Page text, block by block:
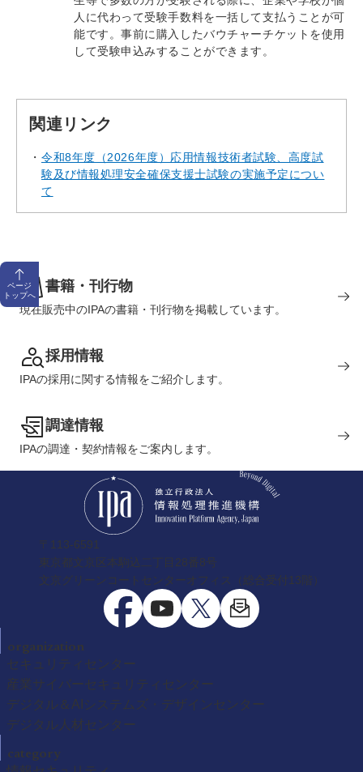
人に代わって受験手数料を一括して支払うことが可
能です。事前に購入したバウチャーチケットを使用
して受験申込みすることができます。
関連リンク
令和8年度（2026年度）応用情報技術者試験、高度試
験及び情報処理安全確保支援士試験の実施予定につい
て
ページ
トップへ
書籍・刊行物
現在販売中のIPAの書籍・刊行物を掲載しています。
採用情報
IPAの採用に関する情報をご紹介します。
調達情報
IPAの調達・契約情報をご案内します。
〒113-6591
東京都文京区本駒込二丁目28番8号
文京グリーンコートセンターオフィス（総合受付13階）
organization
セキュリティセンター
産業サイバーセキュリティセンター
デジタル＆AIシステムズ・デザインセンター
デジタル人材センター
category